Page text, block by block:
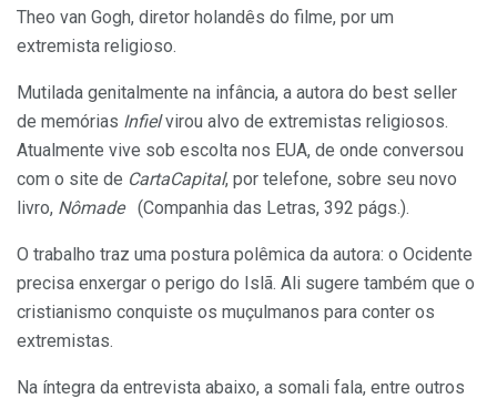
Theo van Gogh, diretor holandês do filme, por um
extremista religioso.
Mutilada genitalmente na infância, a autora do best seller
de memórias Infielvirou alvo de extremistas religiosos.
Atualmente vive sob escolta nos EUA, de onde conversou
com o site de CartaCapital, por telefone, sobre seu novo
livro, Nômade(Companhia das Letras, 392 págs.).
O trabalho traz uma postura polêmica da autora: o Ocidente
precisa enxergar o perigo do Islã. Ali sugere também que o
cristianismo conquiste os muçulmanos para conter os
extremistas.
Na íntegra da entrevista abaixo, a somali fala, entre outros